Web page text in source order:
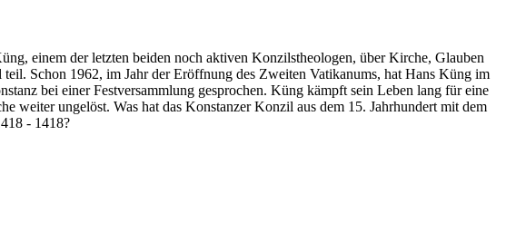
einem der letzten beiden noch aktiven Konzilstheologen, über Kirche, Glauben
Schon 1962, im Jahr der Eröffnung des Zweiten Vatikanums, hat Hans Küng im
bei einer Festversammlung gesprochen. Küng kämpft sein Leben lang für eine
weiter ungelöst. Was hat das Konstanzer Konzil aus dem 15. Jahrhundert mit dem
- 1418?